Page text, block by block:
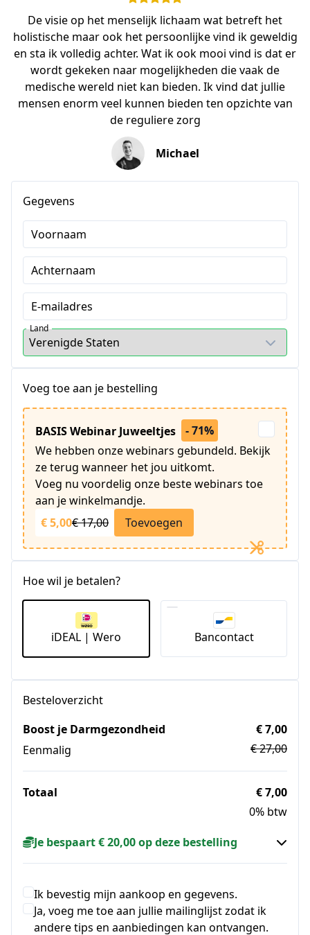
De visie op het menselijk lichaam wat betreft het
holistische maar ook het persoonlijke vind ik geweldig
en sta ik volledig achter. Wat ik ook mooi vind is dat er
wordt gekeken naar mogelijkheden die vaak de
medische wereld niet kan bieden. Ik vind dat jullie
mensen enorm veel kunnen bieden ten opzichte van
de reguliere zorg
Michael
Gegevens
Voornaam
Achternaam
E-mailadres
Land
Voeg toe aan je bestelling
BASIS Webinar Juweeltjes
- 71%
We hebben onze webinars gebundeld. Bekijk
ze terug wanneer het jou uitkomt.
Voeg nu voordelig onze beste webinars toe
aan je winkelmandje.
€ 5,00€ 17,00 Toevoegen
Hoe wil je betalen?
iDEAL | Wero Bancontact
Besteloverzicht
Boost je Darmgezondheid
Eenmalig
€ 7,00
€ 27,00
Totaal
€ 7,00
0% btw
Je bespaart € 20,00 op deze bestelling
Ik bevestig mijn aankoop en gegevens.
Ja, voeg me toe aan jullie mailinglijst zodat ik
andere tips en aanbiedingen kan ontvangen.